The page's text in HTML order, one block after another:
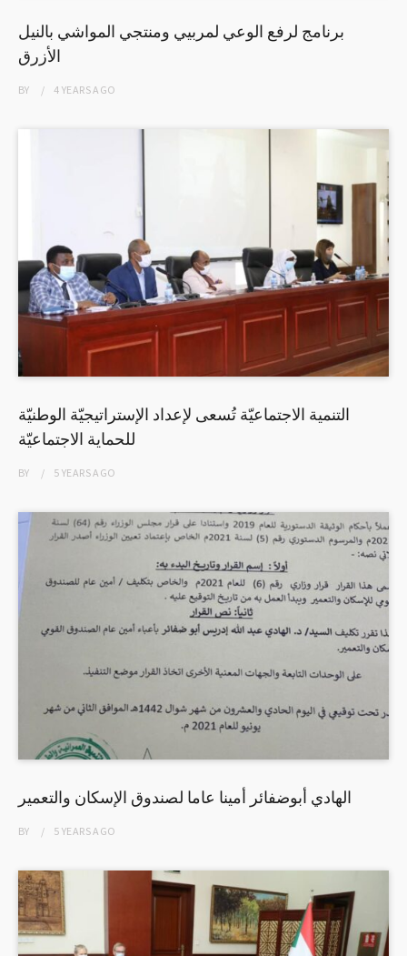
برنامج لرفع الوعي لمربيي ومنتجي المواشي بالنيل
الأزرق
BY 4 YEARSAGO
التنمية الاجتماعيّة تُسعى لإعداد الإستراتيجيّة الوطنيّة
للحماية الاجتماعيّة
BY 5 YEARSAGO
الهادي أبوضفائر أمينا عاما لصندوق الإسكان والتعمير
BY 5 YEARSAGO